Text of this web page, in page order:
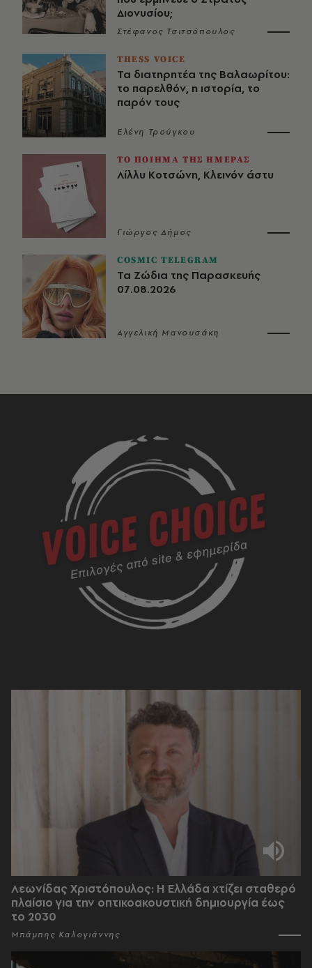
Διονυσίου;
Στέφανος Τσιτσόπουλος
THESS VOICE
Τα διατηρητέα της Βαλαωρίτου:
το παρελθόν, η ιστορία, το
παρόν τους
Ελένη Τρούγκου
ΤΟ ΠΟΙΗΜΑ ΤΗΣ ΗΜΕΡΑΣ
Λίλλυ Κοτσώνη, Κλεινόν άστυ
Γιώργος Δήμος
COSMIC TELEGRAM
Τα Ζώδια της Παρασκευής
07.08.2026
Αγγελική Μανουσάκη
Λεωνίδας Χριστόπουλος: Η Ελλάδα χτίζει σταθερό
πλαίσιο για την οπτικοακουστική δημιουργία έως
το 2030
Μπάμπης Καλογιάννης